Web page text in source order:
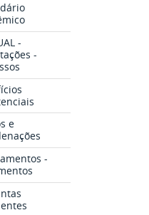
-
-
e
-